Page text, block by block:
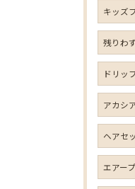
キッズ
残りわ
ドリッ
アカシ
ヘアセ
エアー